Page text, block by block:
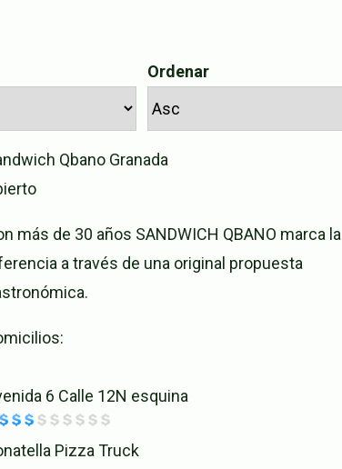
Ordenar
Qbano Granada
más de 30 años SANDWICH QBANO marca la
a través de una original propuesta
6 Calle 12N esquina
Pizza Truck